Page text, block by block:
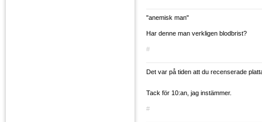
"anemisk man"
Har denne man verkligen blodbrist?
#
Det var på tiden att du recenserade
Tack för 10:an, jag instämmer.
#